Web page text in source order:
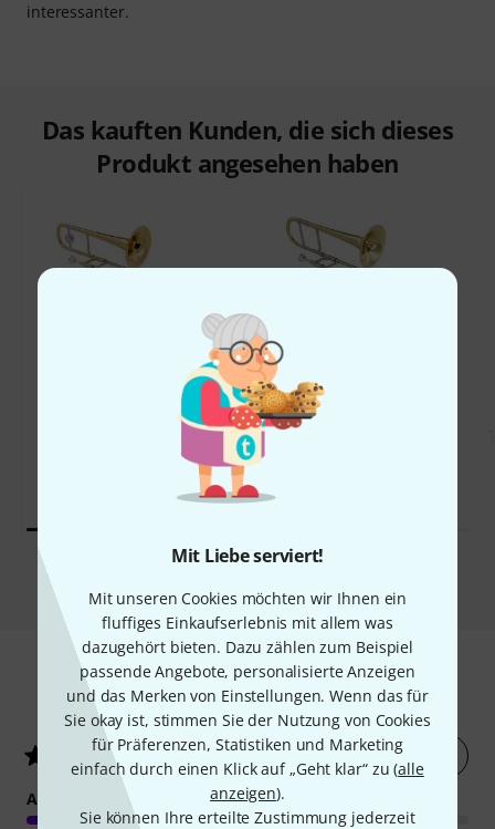
Mit Liebe serviert!
Mit unseren Cookies möchten wir Ihnen ein
fluffiges Einkaufserlebnis mit allem was
dazugehört bieten. Dazu zählen zum Beispiel
passende Angebote, personalisierte Anzeigen
und das Merken von Einstellungen. Wenn das für
Sie okay ist, stimmen Sie der Nutzung von Cookies
für Präferenzen, Statistiken und Marketing
einfach durch einen Klick auf „Geht klar“ zu (alle
anzeigen).
Sie können Ihre erteilte Zustimmung jederzeit
interessanter.
Das kauften Kunden, die sich dieses
Produkt angesehen haben
71%
Thomann SL-35 Alto
17Kundenbewertungen
4.1/ 5 Jetzt bewerten
ANSPRACHE